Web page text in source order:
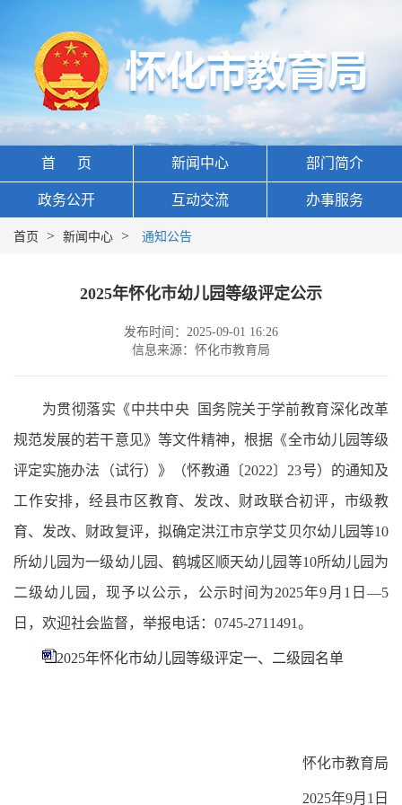
首 页 新闻中心 部门简介
政务公开 互动交流 办事服务
首页 > 新闻中心 > 通知公告
2025年怀化市幼儿园等级评定公示
发布时间：2025-09-01 16:26
信息来源：怀化市教育局
为贯彻落实《中共中央 国务院关于学前教育深化改革
规范发展的若干意见》等文件精神，根据《全市幼儿园等级
评定实施办法（试行）》（怀教通〔2022〕23号）的通知及
工作安排，经县市区教育、发改、财政联合初评，市级教
育、发改、财政复评，拟确定洪江市京学艾贝尔幼儿园等10
所幼儿园为一级幼儿园、鹤城区顺天幼儿园等10所幼儿园为
二级幼儿园，现予以公示，公示时间为2025年9月1日—5
日，欢迎社会监督，举报电话：0745-2711491。
2025年怀化市幼儿园等级评定一、二级园名单
怀化市教育局
2025年9月1日